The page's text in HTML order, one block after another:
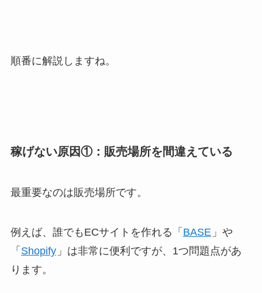
順番に解説しますね。
稼げない原因①：販売場所を間違えている
最重要なのは販売場所です。
例えば、誰でもECサイトを作れる「 BASE 」や
「 Shopify 」は非常に便利ですが、1つ問題点があ
ります。